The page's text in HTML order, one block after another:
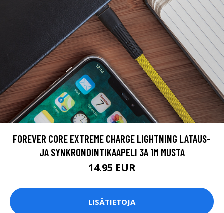
FOREVER CORE EXTREME CHARGE LIGHTNING LATAUS-
JA SYNKRONOINTIKAAPELI 3A 1M MUSTA
14.95 EUR
LISÄTIETOJA